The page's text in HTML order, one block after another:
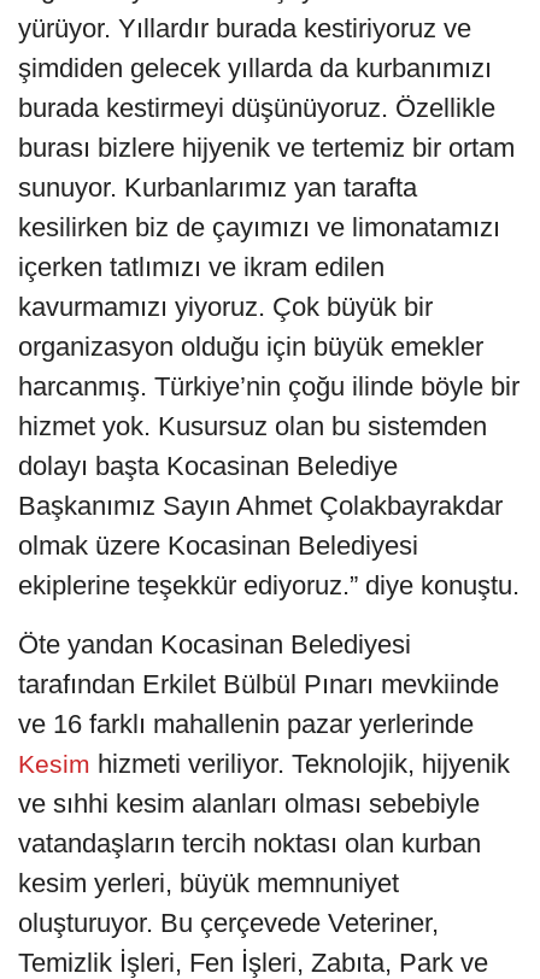
yürüyor. Yıllardır burada kestiriyoruz ve
şimdiden gelecek yıllarda da kurbanımızı
burada kestirmeyi düşünüyoruz. Özellikle
burası bizlere hijyenik ve tertemiz bir ortam
sunuyor. Kurbanlarımız yan tarafta
kesilirken biz de çayımızı ve limonatamızı
içerken tatlımızı ve ikram edilen
kavurmamızı yiyoruz. Çok büyük bir
organizasyon olduğu için büyük emekler
harcanmış. Türkiye’nin çoğu ilinde böyle bir
hizmet yok. Kusursuz olan bu sistemden
dolayı başta Kocasinan Belediye
Başkanımız Sayın Ahmet Çolakbayrakdar
olmak üzere Kocasinan Belediyesi
ekiplerine teşekkür ediyoruz.” diye konuştu.
Öte yandan Kocasinan Belediyesi
tarafından Erkilet Bülbül Pınarı mevkiinde
ve 16 farklı mahallenin pazar yerlerinde
Kesim hizmeti veriliyor. Teknolojik, hijyenik
ve sıhhi kesim alanları olması sebebiyle
vatandaşların tercih noktası olan kurban
kesim yerleri, büyük memnuniyet
oluşturuyor. Bu çerçevede Veteriner,
Temizlik İşleri, Fen İşleri, Zabıta, Park ve